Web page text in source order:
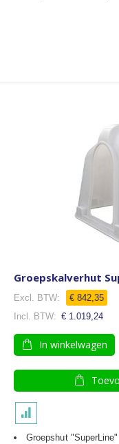
Groepskalverhut
€ 842,35
€ 1.019,24
In winkelwagen
Groepshut